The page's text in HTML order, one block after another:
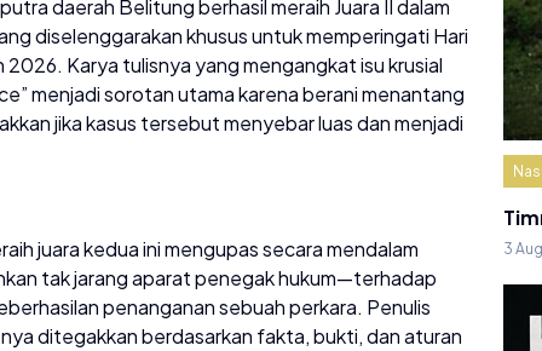
daerah Belitung berhasil meraih Juara II dalam
diselenggarakan khusus untuk memperingati Hari
Karya tulisnya yang mengangkat isu krusial
menjadi sorotan utama karena berani menantang
jika kasus tersebut menyebar luas dan menjadi
juara kedua ini mengupas secara mendalam
tak jarang aparat penegak hukum—terhadap
penanganan sebuah perkara. Penulis
ditegakkan berdasarkan fakta, bukti, dan aturan
3